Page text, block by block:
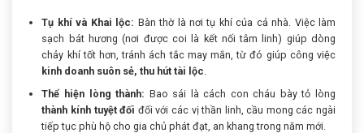
Tụ khí và Khai lộc: Bàn thờ là nơi tụ khí của cả nhà. Việc làm
sạch bát hương (nơi được coi là kết nối tâm linh) giúp dòng
chảy khí tốt hơn, tránh ách tắc may mắn, từ đó giúp công việc
kinh doanh suôn sẻ, thu hút tài lộc.
Thể hiện lòng thành: Bao sái là cách con cháu bày tỏ lòng
thành kính tuyệt đối đối với các vị thần linh, cầu mong các ngài
tiếp tục phù hộ cho gia chủ phát đạt, an khang trong năm mới.